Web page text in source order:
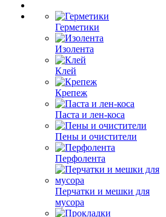
Герметики
Изолента
Клей
Крепеж
Паста и лен-коса
Пены и очистители
Перфолента
Перчатки и мешки для
мусора